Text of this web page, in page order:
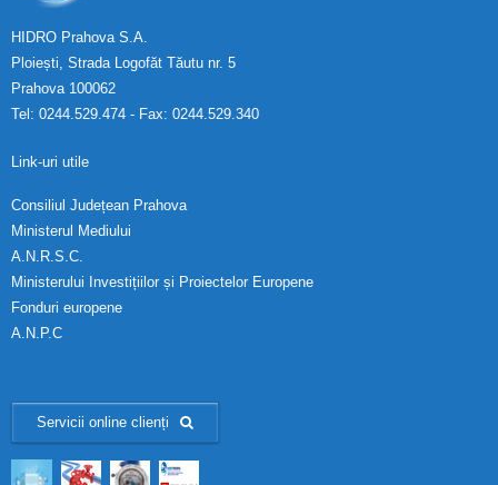
HIDRO Prahova S.A.
Ploiești, Strada Logofăt Tăutu nr. 5
Prahova 100062
Tel: 0244.529.474 - Fax: 0244.529.340
Link-uri utile
Consiliul Județean Prahova
Ministerul Mediului
A.N.R.S.C.
Ministerului Investițiilor și Proiectelor Europene
Fonduri europene
A.N.P.C
Servicii online clienți